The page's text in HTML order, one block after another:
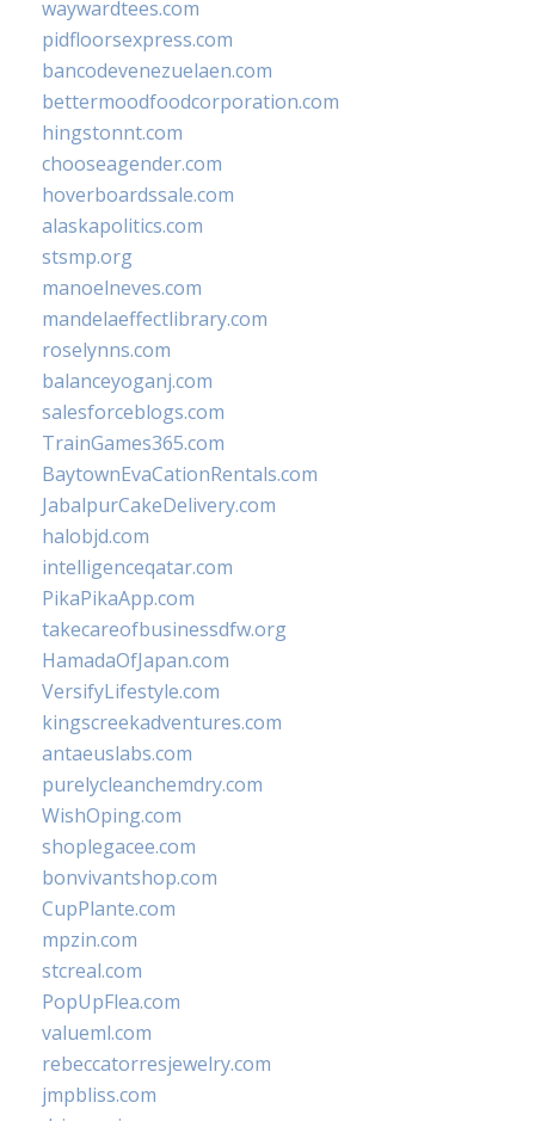
waywardtees.com
pidfloorsexpress.com
bancodevenezuelaen.com
bettermoodfoodcorporation.com
hingstonnt.com
chooseagender.com
hoverboardssale.com
alaskapolitics.com
stsmp.org
manoelneves.com
mandelaeffectlibrary.com
roselynns.com
balanceyoganj.com
salesforceblogs.com
TrainGames365.com
BaytownEvaCationRentals.com
JabalpurCakeDelivery.com
halobjd.com
intelligenceqatar.com
PikaPikaApp.com
takecareofbusinessdfw.org
HamadaOfJapan.com
VersifyLifestyle.com
kingscreekadventures.com
antaeuslabs.com
purelycleanchemdry.com
WishOping.com
shoplegacee.com
bonvivantshop.com
CupPlante.com
mpzin.com
stcreal.com
PopUpFlea.com
valueml.com
rebeccatorresjewelry.com
jmpbliss.com